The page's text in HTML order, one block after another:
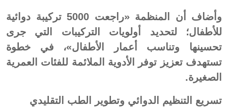
وأضاف أن المنظمة «راجعت 5000 تركيبة دوائية
للأطفال؛ لتحديد أولويات التركيبات التي جرى
تحسينها وتناسب أعمار الأطفال»، في خطوة
تستهدف تعزيز توفر الأدوية الملائمة للفئات العمرية
الصغيرة.
تسريع التنظيم الدوائي وتطوير الطب التقليدي